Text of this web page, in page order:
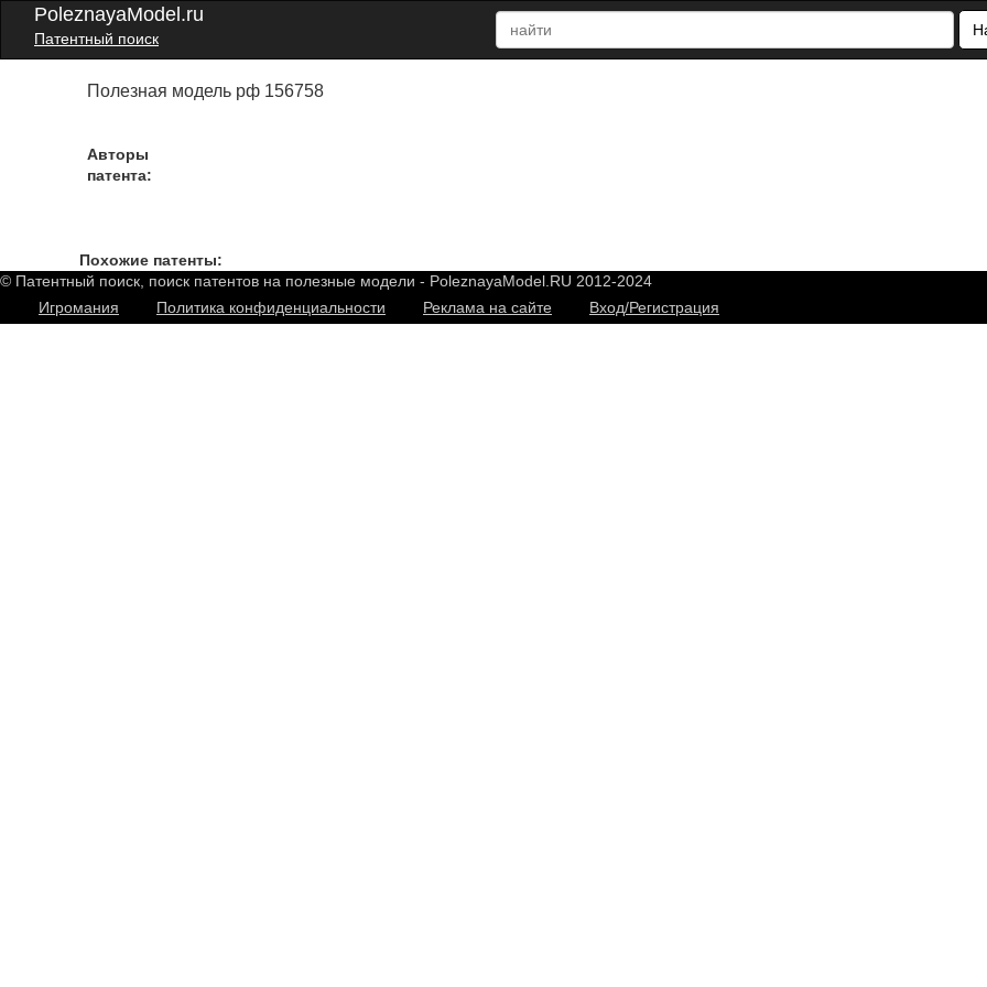
PoleznayaModel.ru
Патентный поиск
Полезная модель рф 156758
Авторы
патента:
Похожие патенты:
© Патентный поиск, поиск патентов на полезные модели - PoleznayaModel.RU 2012-2024
Игромания
Политика конфиденциальности Реклама на сайте Вход/Регистрация